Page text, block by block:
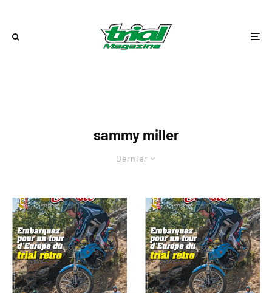
sammy miller
Dernier